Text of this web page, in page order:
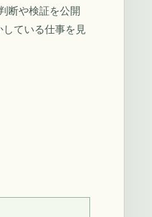
断や検証を公開
ている仕事を見